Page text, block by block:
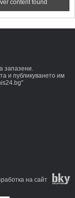
запазени.
и публикуването им
на сайт